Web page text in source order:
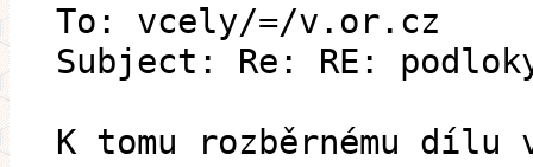
To: vcely/=/v.or.cz
Subject: Re: RE:
K tomu rozběrnému